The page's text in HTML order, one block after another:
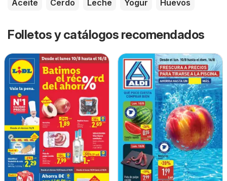
Aceite
Cerdo Leche Yogur Huevos
Folletos y catálogos recomendados